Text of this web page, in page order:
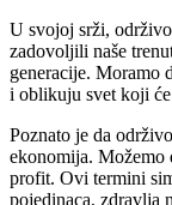
U svojoj srži,
zadovoljili naše
generacije. Moramo
i oblikuju svet koji će
Poznato je da
ekonomija. Možemo
profit. Ovi termini
pojedinaca, zdravlja